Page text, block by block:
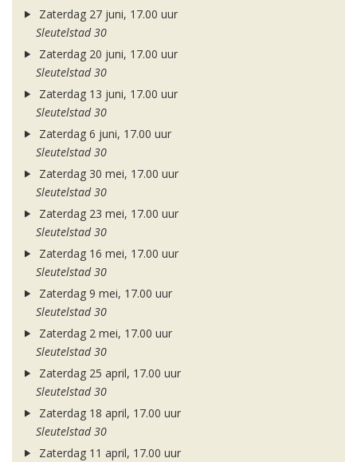
Zaterdag 27 juni, 17.00 uur
Sleutelstad 30
Zaterdag 20 juni, 17.00 uur
Sleutelstad 30
Zaterdag 13 juni, 17.00 uur
Sleutelstad 30
Zaterdag 6 juni, 17.00 uur
Sleutelstad 30
Zaterdag 30 mei, 17.00 uur
Sleutelstad 30
Zaterdag 23 mei, 17.00 uur
Sleutelstad 30
Zaterdag 16 mei, 17.00 uur
Sleutelstad 30
Zaterdag 9 mei, 17.00 uur
Sleutelstad 30
Zaterdag 2 mei, 17.00 uur
Sleutelstad 30
Zaterdag 25 april, 17.00 uur
Sleutelstad 30
Zaterdag 18 april, 17.00 uur
Sleutelstad 30
Zaterdag 11 april, 17.00 uur